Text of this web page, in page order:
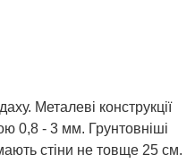
Металеві конструкції
0,8 - 3 мм. Грунтовніші
стіни не товще 25 см.